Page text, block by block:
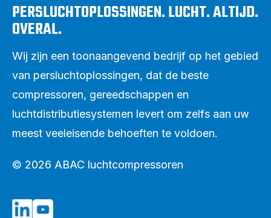
PERSLUCHTOPLOSSINGEN. LUCHT. ALTIJD.
OVERAL.
Wij zijn een toonaangevend bedrijf op het gebied
van persluchtoplossingen, dat de beste
compressoren, gereedschappen en
luchtdistributiesystemen levert om zelfs aan uw
meest veeleisende behoeften te voldoen.
© 2026 ABAC luchtcompressoren